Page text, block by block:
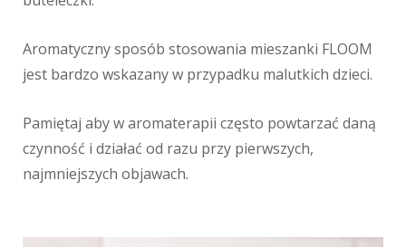
Aromatyczny sposób stosowania mieszanki FLOOM
jest bardzo wskazany w przypadku malutkich dzieci.
Pamiętaj aby w aromaterapii często powtarzać daną
czynność i działać od razu przy pierwszych,
najmniejszych objawach.